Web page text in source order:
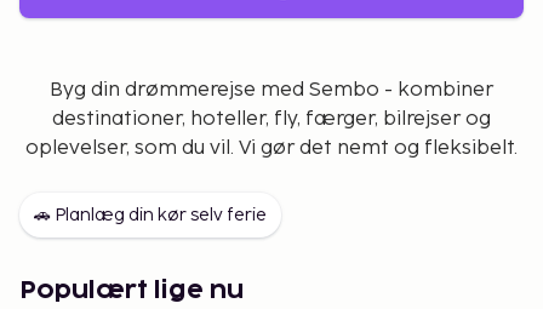
Byg din drømmerejse med Sembo - kombiner
destinationer, hoteller, fly, færger, bilrejser og
oplevelser, som du vil. Vi gør det nemt og fleksibelt.
🚗 Planlæg din kør selv ferie
Populært lige nu